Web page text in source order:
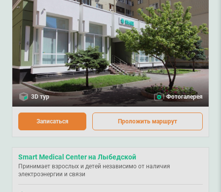
3D тур Фотогалерея
Записаться Проложить маршрут
Smart Medical Center на Лыбедской
Принимает взрослых и детей независимо от наличия
электроэнергии и связи